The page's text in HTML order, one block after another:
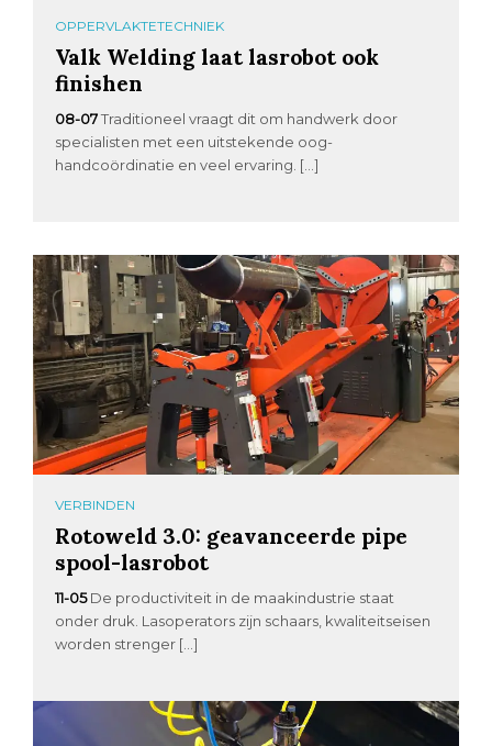
OPPERVLAKTETECHNIEK
Valk Welding laat lasrobot ook
finishen
08-07 Traditioneel vraagt dit om handwerk door
specialisten met een uitstekende oog-
handcoördinatie en veel ervaring. […]
VERBINDEN
Rotoweld 3.0: geavanceerde pipe
spool-lasrobot
11-05 De productiviteit in de maakindustrie staat
onder druk. Lasoperators zijn schaars, kwaliteitseisen
worden strenger […]